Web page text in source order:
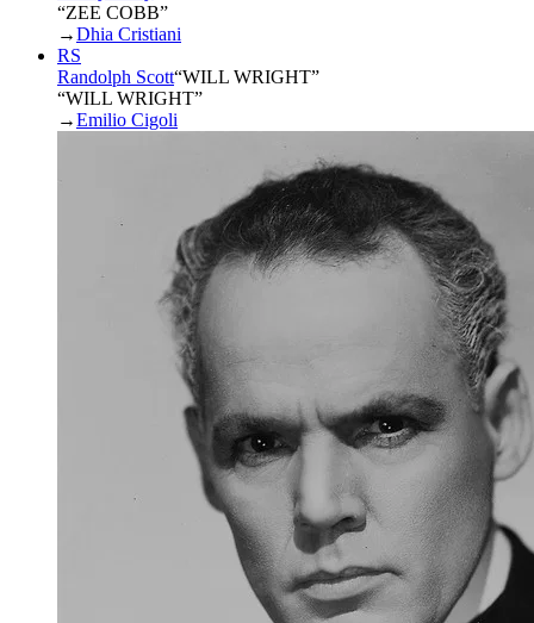
“ZEE COBB”
→Dhia Cristiani
RS
Randolph Scott“WILL WRIGHT”
“WILL WRIGHT”
→Emilio Cigoli